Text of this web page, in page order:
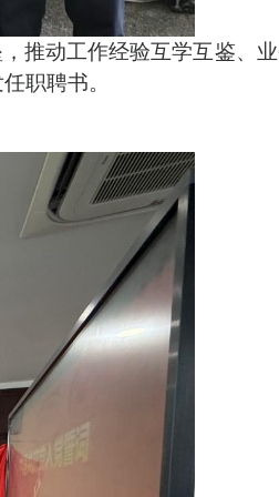
推动工作经验互学互鉴、
职聘书。